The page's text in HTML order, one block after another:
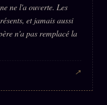
ne l'a ouverte. Les
et jamais aussi
n'a pas remplacé la
↗